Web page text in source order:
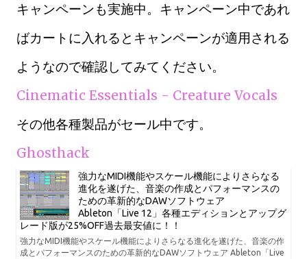
キャンペーンも実施中。キャンペーン中であれ
ばカートに入れるとキャンペーンが適用される
ようなので確認してみてください。
Cinematic Essentials - Creature Vocals
その他各種製品がセール中です。
Ghosthack
強力なMIDI機能やスケール機能によりさらなる
進化を遂げた、音楽の作成とパフォーマンスの
ための革新的なDAWソフトウェア
Ableton「Live 12」各種エディションとアップグ
レード版が25%OFF過去最安値に！！
強力なMIDI機能やスケール機能によりさらなる進化を遂げた、音楽の作
成とパフォーマンスのための革新的なDAWソフトウェア Ableton「Live